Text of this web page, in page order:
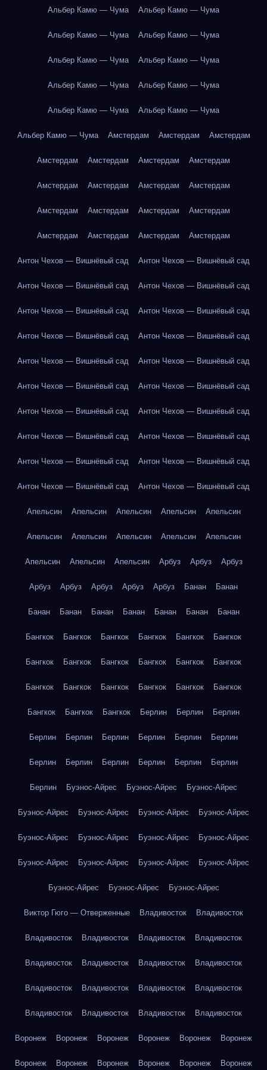
Альбер Камю — Чума Альбер Камю — Чума
Альбер Камю — Чума Альбер Камю — Чума
Альбер Камю — Чума Альбер Камю — Чума
Альбер Камю — Чума Альбер Камю — Чума
Альбер Камю — Чума Альбер Камю — Чума
Альбер Камю — Чума Амстердам Амстердам Амстердам
Амстердам Амстердам Амстердам Амстердам
Амстердам Амстердам Амстердам Амстердам
Амстердам Амстердам Амстердам Амстердам
Амстердам Амстердам Амстердам Амстердам
Антон Чехов — Вишнёвый сад Антон Чехов — Вишнёвый сад
Антон Чехов — Вишнёвый сад Антон Чехов — Вишнёвый сад
Антон Чехов — Вишнёвый сад Антон Чехов — Вишнёвый сад
Антон Чехов — Вишнёвый сад Антон Чехов — Вишнёвый сад
Антон Чехов — Вишнёвый сад Антон Чехов — Вишнёвый сад
Антон Чехов — Вишнёвый сад Антон Чехов — Вишнёвый сад
Антон Чехов — Вишнёвый сад Антон Чехов — Вишнёвый сад
Антон Чехов — Вишнёвый сад Антон Чехов — Вишнёвый сад
Антон Чехов — Вишнёвый сад Антон Чехов — Вишнёвый сад
Антон Чехов — Вишнёвый сад Антон Чехов — Вишнёвый сад
Апельсин Апельсин Апельсин Апельсин Апельсин
Апельсин Апельсин Апельсин Апельсин Апельсин
Апельсин Апельсин Апельсин Арбуз Арбуз Арбуз
Арбуз Арбуз Арбуз Арбуз Арбуз Банан Банан
Банан Банан Банан Банан Банан Банан Банан
Бангкок Бангкок Бангкок Бангкок Бангкок Бангкок
Бангкок Бангкок Бангкок Бангкок Бангкок Бангкок
Бангкок Бангкок Бангкок Бангкок Бангкок Бангкок
Бангкок Бангкок Бангкок Берлин Берлин Берлин
Берлин Берлин Берлин Берлин Берлин Берлин
Берлин Берлин Берлин Берлин Берлин Берлин
Берлин Буэнос-Айрес Буэнос-Айрес Буэнос-Айрес
Буэнос-Айрес Буэнос-Айрес Буэнос-Айрес Буэнос-Айрес
Буэнос-Айрес Буэнос-Айрес Буэнос-Айрес Буэнос-Айрес
Буэнос-Айрес Буэнос-Айрес Буэнос-Айрес Буэнос-Айрес
Буэнос-Айрес Буэнос-Айрес Буэнос-Айрес
Виктор Гюго — Отверженные Владивосток Владивосток
Владивосток Владивосток Владивосток Владивосток
Владивосток Владивосток Владивосток Владивосток
Владивосток Владивосток Владивосток Владивосток
Владивосток Владивосток Владивосток Владивосток
Воронеж Воронеж Воронеж Воронеж Воронеж Воронеж
Воронеж Воронеж Воронеж Воронеж Воронеж Воронеж